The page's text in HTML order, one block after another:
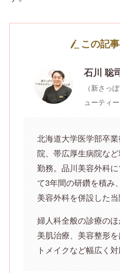
この記
石川 聡
（新さっ
ューティ
北海道大学医学部卒
院、帯広厚生病院な
勤務。品川美容外科
て3年間の研鑽を積み
美容外科を併設した当
婦人科全般の診療の
美肌治療、美容整形
トメイクなど幅広く対